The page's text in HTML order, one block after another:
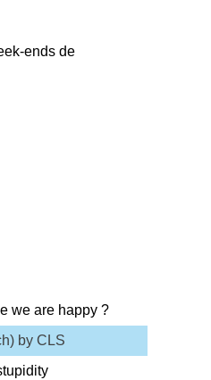
ends de
we are happy ?
by CLS